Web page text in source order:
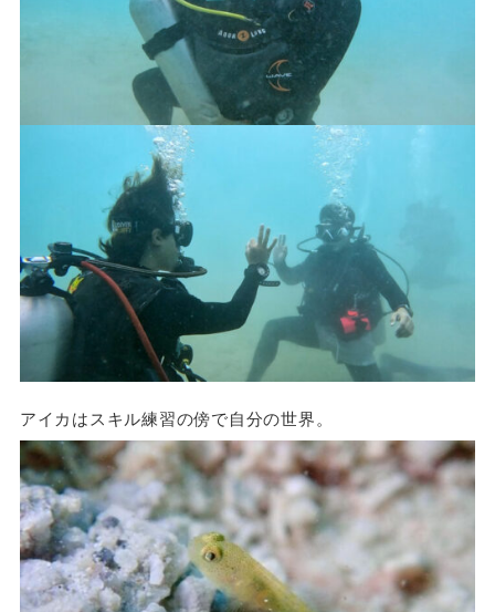
アイカはスキル練習の傍で自分の世界。